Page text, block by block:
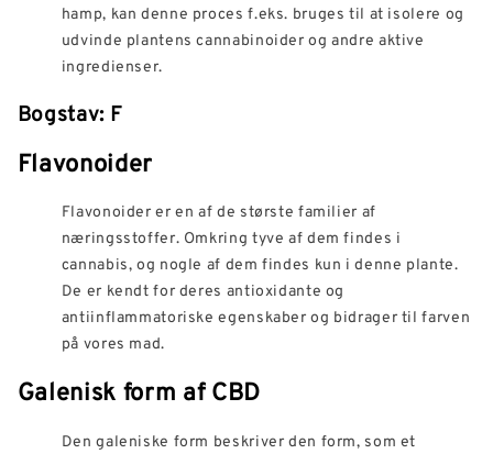
hamp, kan denne proces f.eks. bruges til at isolere og
udvinde plantens cannabinoider og andre aktive
ingredienser.
Bogstav: F
Flavonoider
Flavonoider er en af de største familier af
næringsstoffer. Omkring tyve af dem findes i
cannabis, og nogle af dem findes kun i denne plante.
De er kendt for deres antioxidante og
antiinflammatoriske egenskaber og bidrager til farven
på vores mad.
Galenisk form af CBD
Den galeniske form beskriver den form, som et